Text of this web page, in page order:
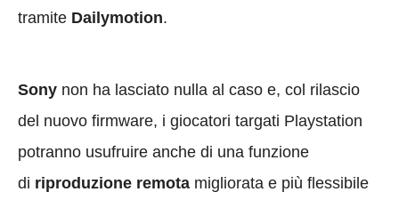
tramite Dailymotion.
Sony non ha lasciato nulla al caso e, col rilascio
del nuovo firmware, i giocatori targati Playstation
potranno usufruire anche di una funzione
di riproduzione remota migliorata e più flessibile